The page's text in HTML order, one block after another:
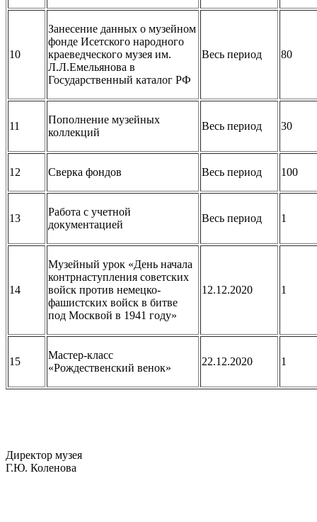
10
Занесение данных о музейном
фонде Исетского народного
краеведческого музея им.
Л.Л.Емельянова в
Государственный каталог РФ
Весь период 80
11
Пополнение музейных
коллекций
Весь период 30
12 Сверка фондов Весь период 100
13
Работа с учетной
документацией
Весь период 1
14
Музейный урок «День начала
контрнаступления советских
войск против немецко-
фашистских войск в битве
под Москвой в 1941 году»
12.12.2020 1
15
Мастер-класс
«Рождественский венок»
22.12.2020 1
Директор музея
Г.Ю. Коленова